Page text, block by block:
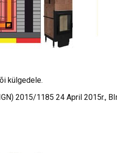
külgedele.
2015/1185 24 April 2015r.,